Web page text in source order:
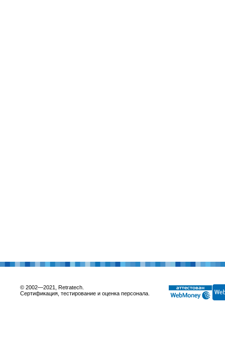
© 2002—2021, Retratech.
Сертификация, тестирование и оценка персонала.